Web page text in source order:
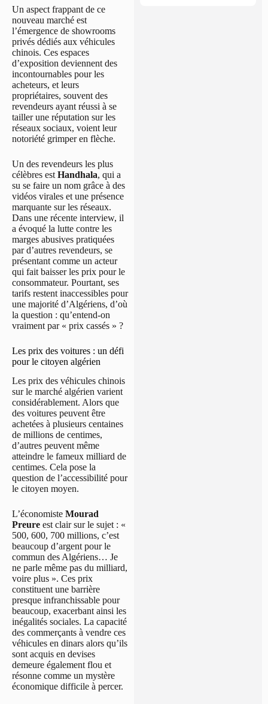
Un aspect frappant de ce
nouveau marché est
l’émergence de showrooms
privés dédiés aux véhicules
chinois. Ces espaces
d’exposition deviennent des
incontournables pour les
acheteurs, et leurs
propriétaires, souvent des
revendeurs ayant réussi à se
tailler une réputation sur les
réseaux sociaux, voient leur
notoriété grimper en flèche.
Un des revendeurs les plus
célèbres est Handhala, qui a
su se faire un nom grâce à des
vidéos virales et une présence
marquante sur les réseaux.
Dans une récente interview, il
a évoqué la lutte contre les
marges abusives pratiquées
par d’autres revendeurs, se
présentant comme un acteur
qui fait baisser les prix pour le
consommateur. Pourtant, ses
tarifs restent inaccessibles pour
une majorité d’Algériens, d’où
la question : qu’entend-on
vraiment par « prix cassés » ?
Les prix des voitures : un défi
pour le citoyen algérien
Les prix des véhicules chinois
sur le marché algérien varient
considérablement. Alors que
des voitures peuvent être
achetées à plusieurs centaines
de millions de centimes,
d’autres peuvent même
atteindre le fameux milliard de
centimes. Cela pose la
question de l’accessibilité pour
le citoyen moyen.
L’économiste Mourad
Preure est clair sur le sujet : «
500, 600, 700 millions, c’est
beaucoup d’argent pour le
commun des Algériens… Je
ne parle même pas du milliard,
voire plus ». Ces prix
constituent une barrière
presque infranchissable pour
beaucoup, exacerbant ainsi les
inégalités sociales. La capacité
des commerçants à vendre ces
véhicules en dinars alors qu’ils
sont acquis en devises
demeure également flou et
résonne comme un mystère
économique difficile à percer.